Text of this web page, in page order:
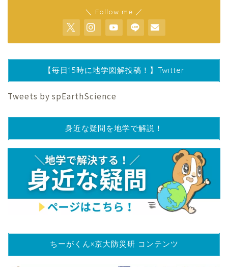
＼ Follow me ／
【毎日15時に地学図解投稿！】Twitter
Tweets by spEarthScience
身近な疑問を地学で解説！
ちーがくん×京大防災研 コンテンツ